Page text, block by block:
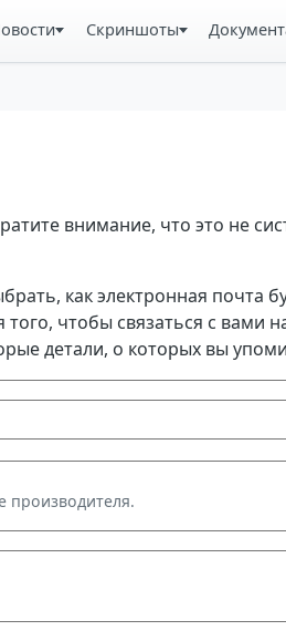
Скриншоты
внимание, что это не
как электронная почта
чтобы связаться с вами
детали, о которых вы
производителя.